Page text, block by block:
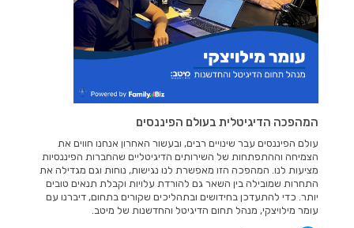
המהפכה הדיגיטלית בעולם הפיננסים
עולם הפיננסים עבר שינויים רבים, ובעשור האחרון אנחנו חווים את
הצמיחה וההתפתחות של השירותים הדיגיטליים שהחברות הפיננסיות
מציעות לנו. המהפכה הזו מאפשרת לנו נגישות, נוחות וגם מגדילה את
התחרות שמובילה בין השאר גם להורדת עלויות וקבלת תנאים טובים
יותר. כדי להתעדכן בחידושים ובתהליכים שקורים בתחום, דיברנו עם
עומר מילויצקי, מנהל תחום הדיגיטל והחדשנות של מיטב.